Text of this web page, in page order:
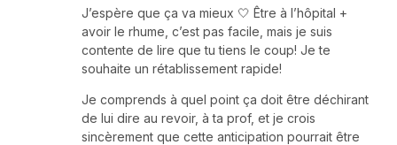
J’espère que ça va mieux 🤍 Être à l’hôpital +
avoir le rhume, c’est pas facile, mais je suis
contente de lire que tu tiens le coup! Je te
souhaite un rétablissement rapide!
Je comprends à quel point ça doit être déchirant
de lui dire au revoir, à ta prof, et je crois
sincèrement que cette anticipation pourrait être